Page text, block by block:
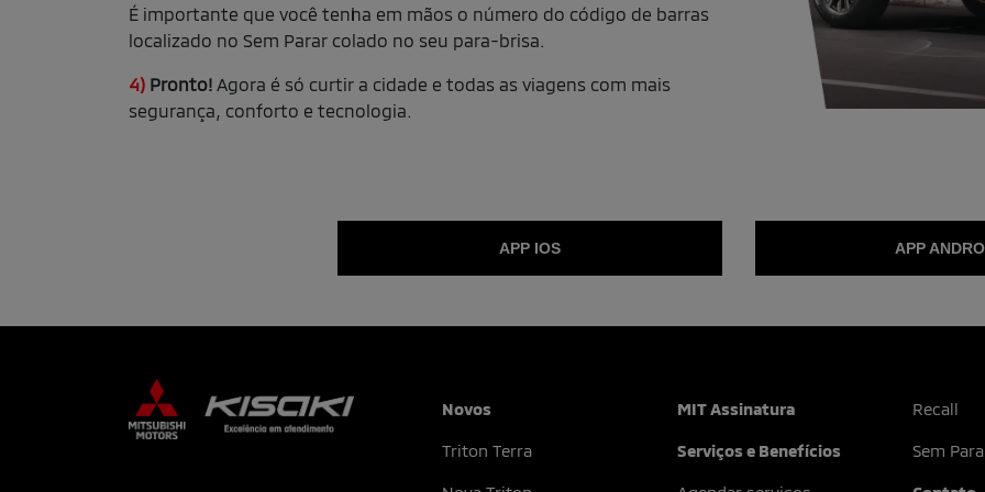
É importante que você tenha em mãos o número do código de barras
localizado no Sem Parar colado no seu para-brisa.
4) Pronto! Agora é só curtir a cidade e todas as viagens com mais
segurança, conforto e tecnologia.
APP IOS APP
Novos
Triton Terra
MIT Assinatura
Serviços e Benefícios
Recall
Sem